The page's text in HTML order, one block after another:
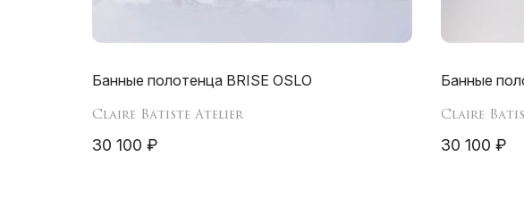
Банные полотенца BRISE OSLO
Claire Batiste Atelier
30 100 ₽
Банные
Claire
30 100 ₽